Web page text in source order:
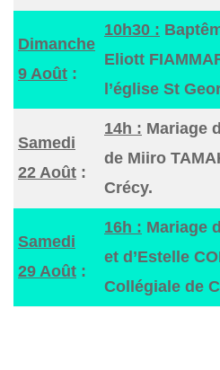
Dimanche
9 Août :
10h30 :
Eliott
l’église St
Samedi
22 Août :
14h : Mariage
de Miiro
Crécy.
Samedi
29 Août :
16h : Mariage
et d’Estelle
Collégiale de